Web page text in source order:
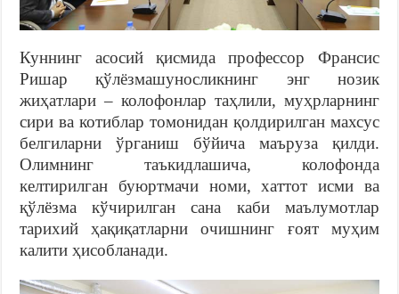
Куннинг асосий қисмида профессор Франсис
Ришар қўлёзмашуносликнинг энг нозик
жиҳатлари – колофонлар таҳлили, муҳрларнинг
сири ва котиблар томонидан қолдирилган махсус
белгиларни ўрганиш бўйича маъруза қилди.
Олимнинг таъкидлашича, колофонда
келтирилган буюртмачи номи, хаттот исми ва
қўлёзма кўчирилган сана каби маълумотлар
тарихий ҳақиқатларни очишнинг ғоят муҳим
калити ҳисобланади.